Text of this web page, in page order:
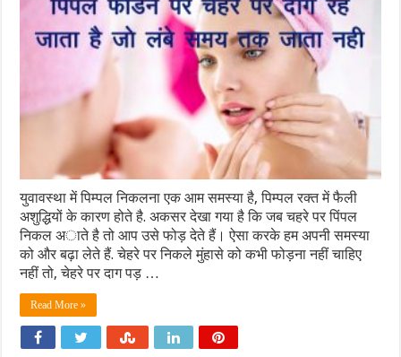
युवावस्था में पिम्पल निकलना एक आम समस्या है, पिम्पल रक्त में फैली
अशुद्धियों के कारण होते है. अकसर देखा गया है कि जब चहरे पर पिंपल
निकल अाते है तो आप उसे फोड़ देते हैं। ऐसा करके हम अपनी समस्या
को और बढ़ा लेते हैं. चेहरे पर निकले मुंहासे को कभी फोड़ना नहीं चाहिए
नहीं तो, चेहरे पर दाग पड़ …
Read More »